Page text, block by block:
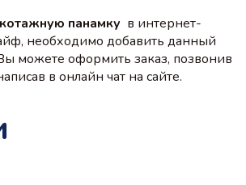
панамку в интернет-
необходимо добавить данный
можете оформить заказ, позвонив
в онлайн чат на сайте.